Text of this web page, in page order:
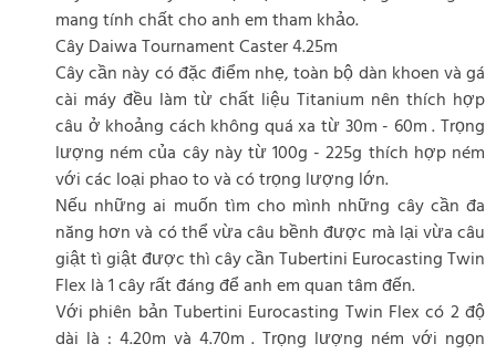
mang tính chất cho anh em tham khảo.
Cây Daiwa Tournament Caster 4.25m
Cây cần này có đặc điểm nhẹ, toàn bộ dàn khoen và gá
cài máy đều làm từ chất liệu Titanium nên thích hợp
câu ở khoảng cách không quá xa từ 30m - 60m . Trọng
lượng ném của cây này từ 100g - 225g thích hợp ném
với các loại phao to và có trọng lượng lớn.
Nếu những ai muốn tìm cho mình những cây cần đa
năng hơn và có thể vừa câu bềnh được mà lại vừa câu
giật tì giật được thì cây cần Tubertini Eurocasting Twin
Flex là 1 cây rất đáng để anh em quan tâm đến.
Với phiên bản Tubertini Eurocasting Twin Flex có 2 độ
dài là : 4.20m và 4.70m . Trọng lượng ném với ngọn